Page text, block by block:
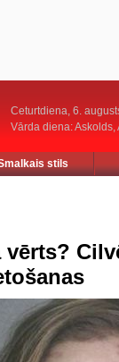
Ceturtdiena, 6.
Vārda diena: Askolds,
stils
vērts?